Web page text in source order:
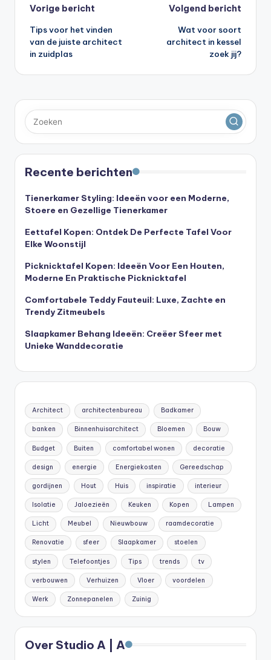
Bericht
navigatie
Vorige bericht
Tips voor het vinden
van de juiste architect
in zuidplas
Volgend bericht
Wat voor soort
architect in kessel
zoek jij?
Recente berichten
Tienerkamer Styling: Ideeën voor een Moderne,
Stoere en Gezellige Tienerkamer
Eettafel Kopen: Ontdek De Perfecte Tafel Voor
Elke Woonstijl
Picknicktafel Kopen: Ideeën Voor Een Houten,
Moderne En Praktische Picknicktafel
Comfortabele Teddy Fauteuil: Luxe, Zachte en
Trendy Zitmeubels
Slaapkamer Behang Ideeën: Creëer Sfeer met
Unieke Wanddecoratie
Architect architectenbureau Badkamer
banken Binnenhuisarchitect Bloemen Bouw
Budget Buiten comfortabel wonen decoratie
design energie Energiekosten Gereedschap
gordijnen Hout Huis inspiratie interieur
Isolatie Jaloezieën Keuken Kopen Lampen
Licht Meubel Nieuwbouw raamdecoratie
Renovatie sfeer Slaapkamer stoelen
stylen Telefoontjes Tips trends tv
verbouwen Verhuizen Vloer voordelen
Werk Zonnepanelen Zuinig
Over Studio A | A